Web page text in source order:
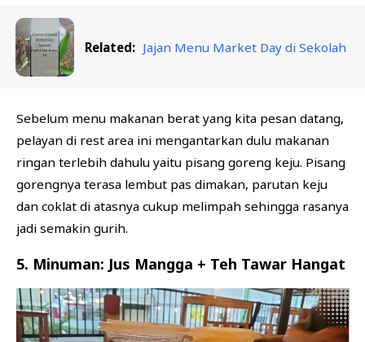
Related: Jajan Menu Market Day di Sekolah
Sebelum menu makanan berat yang kita pesan datang,
pelayan di rest area ini mengantarkan dulu makanan
ringan terlebih dahulu yaitu pisang goreng keju. Pisang
gorengnya terasa lembut pas dimakan, parutan keju
dan coklat di atasnya cukup melimpah sehingga rasanya
jadi semakin gurih.
5. Minuman: Jus Mangga + Teh Tawar Hangat